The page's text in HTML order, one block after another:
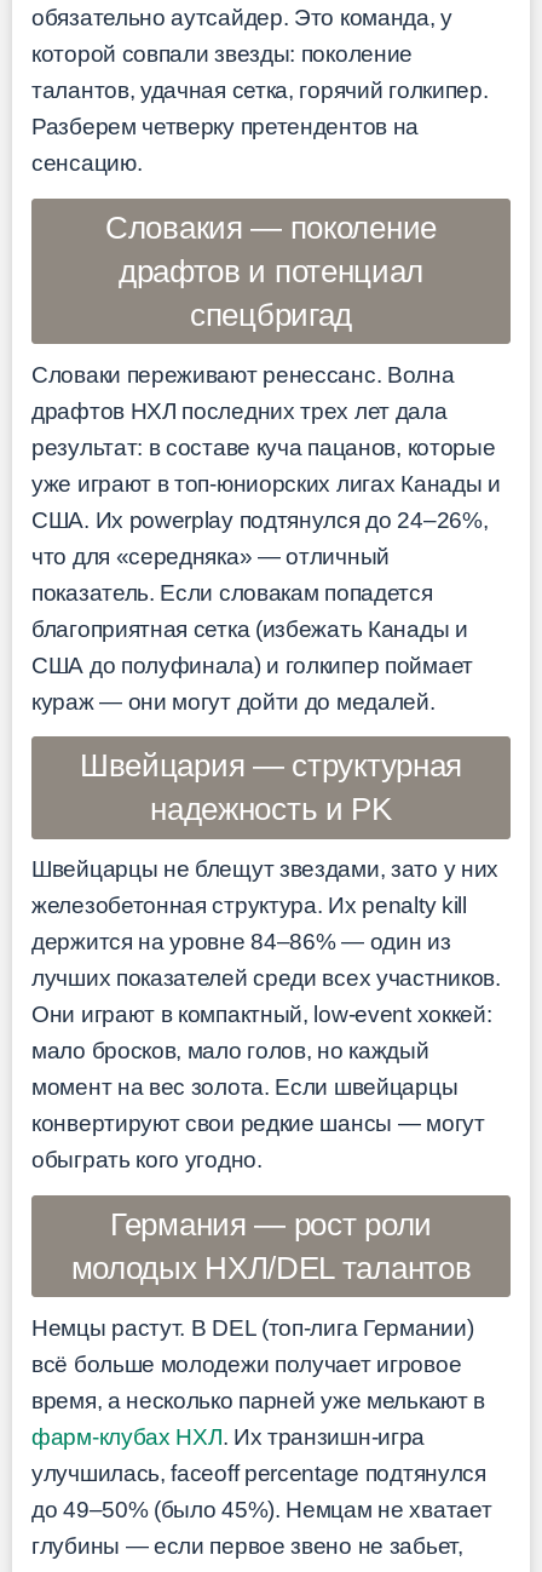
обязательно аутсайдер. Это команда, у
которой совпали звезды: поколение
талантов, удачная сетка, горячий голкипер.
Разберем четверку претендентов на
сенсацию.
Словакия — поколение
драфтов и потенциал
спецбригад
Словаки переживают ренессанс. Волна
драфтов НХЛ последних трех лет дала
результат: в составе куча пацанов, которые
уже играют в топ-юниорских лигах Канады и
США. Их powerplay подтянулся до 24–26%,
что для «середняка» — отличный
показатель. Если словакам попадется
благоприятная сетка (избежать Канады и
США до полуфинала) и голкипер поймает
кураж — они могут дойти до медалей.
Швейцария — структурная
надежность и PK
Швейцарцы не блещут звездами, зато у них
железобетонная структура. Их penalty kill
держится на уровне 84–86% — один из
лучших показателей среди всех участников.
Они играют в компактный, low-event хоккей:
мало бросков, мало голов, но каждый
момент на вес золота. Если швейцарцы
конвертируют свои редкие шансы — могут
обыграть кого угодно.
Германия — рост роли
молодых НХЛ/DEL талантов
Немцы растут. В DEL (топ-лига Германии)
всё больше молодежи получает игровое
время, а несколько парней уже мелькают в
фарм-клубах НХЛ. Их транзишн-игра
улучшилась, faceoff percentage подтянулся
до 49–50% (было 45%). Немцам не хватает
глубины — если первое звено не забьет,